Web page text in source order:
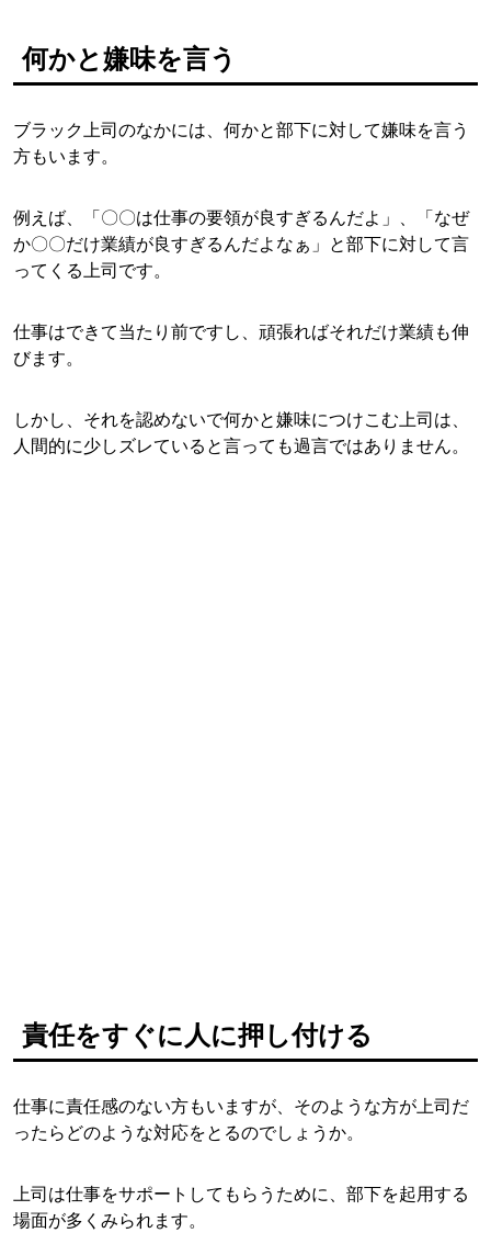
何かと嫌味を言う
ブラック上司のなかには、何かと部下に対して嫌味を言う
方もいます。
例えば、「〇〇は仕事の要領が良すぎるんだよ」、「なぜ
か〇〇だけ業績が良すぎるんだよなぁ」と部下に対して言
ってくる上司です。
仕事はできて当たり前ですし、頑張ればそれだけ業績も伸
びます。
しかし、それを認めないで何かと嫌味につけこむ上司は、
人間的に少しズレていると言っても過言ではありません。
責任をすぐに人に押し付ける
仕事に責任感のない方もいますが、そのような方が上司だ
ったらどのような対応をとるのでしょうか。
上司は仕事をサポートしてもらうために、部下を起用する
場面が多くみられます。